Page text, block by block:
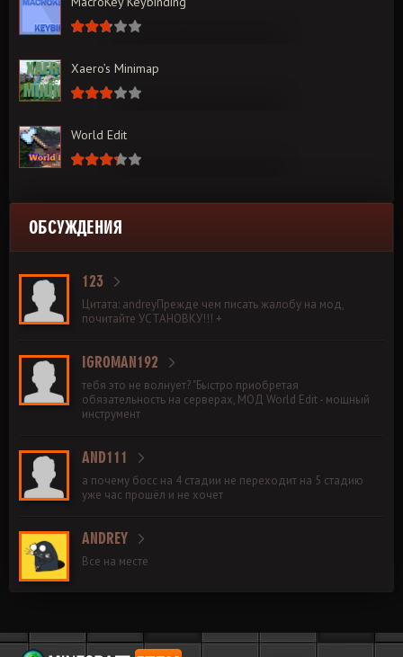
Xaero’s Minimap
World Edit
ОБСУЖДЕНИЯ
123
Цитата: andreyПрежде чем писать жалобу на мод,
почитайте УСТАНОВКУ!!! +
IGROMAN192
тебя это не волнует? "Быстро приобретая
обязательность на серверах, МОД World Edit - мощный
инструмент
AND111
а почему босс на 4 стадии не переходит на 5 стадию
уже час прошёл и не хочет
ANDREY
Все на месте